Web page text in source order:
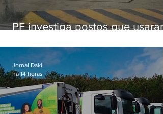
PF investiga postos que usaram
secretário morto em 2020
Jornal Daki
há 14 horas